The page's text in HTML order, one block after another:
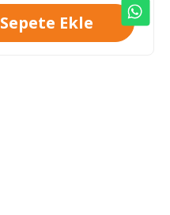
Sepete Ekle